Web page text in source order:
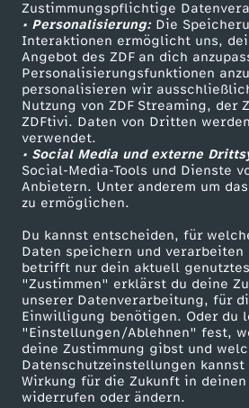
Zustimmungspflichtige
• Personalisierung:Die
Interaktionen ermöglicht uns,
Angebot des ZDF an dich
Personalisierungsfunktionen
personalisieren wir
Nutzung von ZDF Streaming, der
ZDFtivi. Daten von Dritten
verwendet.
• Social Media und externe
Social-Media-Tools und Dienste
Anbietern. Unter anderem um
zu ermöglichen.
Du kannst entscheiden, für
Daten speichern und verarbeiten
betrifft nur dein aktuell
"Zustimmen" erklärst du deine
unserer Datenverarbeitung, für
Einwilligung benötigen. Oder du
"Einstellungen/Ablehnen" fest,
deine Zustimmung gibst und
Datenschutzeinstellungen
Wirkung für die Zukunft in
widerrufen oder ändern.
Livestreams
Sendungen A-Z
TV-Programm
Hilfe
ZDF Unternehmen
Karriere
ZDF goes Schule
Werbefernsehen
Mainzelmännchen